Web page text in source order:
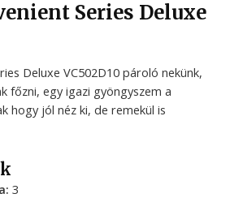
Series Deluxe
Deluxe VC502D10 pároló nekünk,
főzni, egy igazi gyöngyszem a
hogy jól néz ki, de remekül is
3